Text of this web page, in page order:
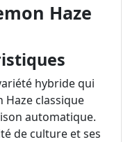
Haze
hybride qui
Haze classique
automatique.
de culture et ses